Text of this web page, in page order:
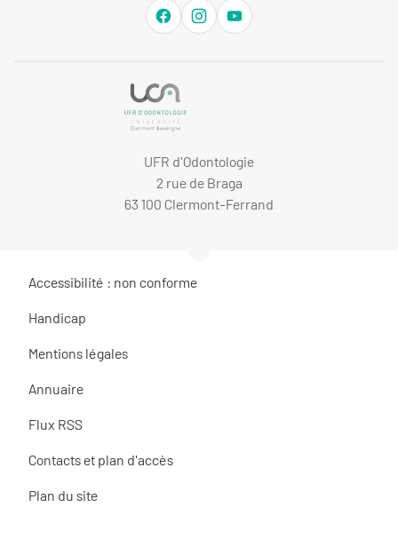
UFR d'Odontologie
2 rue de Braga
63 100 Clermont-Ferrand
Accessibilité : non conforme
Handicap
Mentions légales
Annuaire
Flux RSS
Contacts et plan d'accès
Plan du site